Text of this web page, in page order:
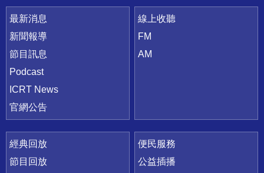
最新消息
新聞報導
節目訊息
Podcast
ICRT News
官網公告
線上收聽
FM
AM
經典回放
節目回放
便民服務
公益插播